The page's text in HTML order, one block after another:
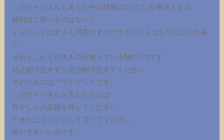
このチャンネルも多くの中の情報の1つにしか過ぎません。
無料ほど怖いものはない！
インプットは皆さん得意ですがアウトプットはしてない人が多
い。
それもこれも日本人の今抱えている闇の1つです。
他人軸で生きずに自分軸で生きてください。
そのためにはアウトプットです。
このチャンネルを見たからには
何かしらの足跡を残してください。
できればコメントして言ってください。
皆いて皆いいのです。